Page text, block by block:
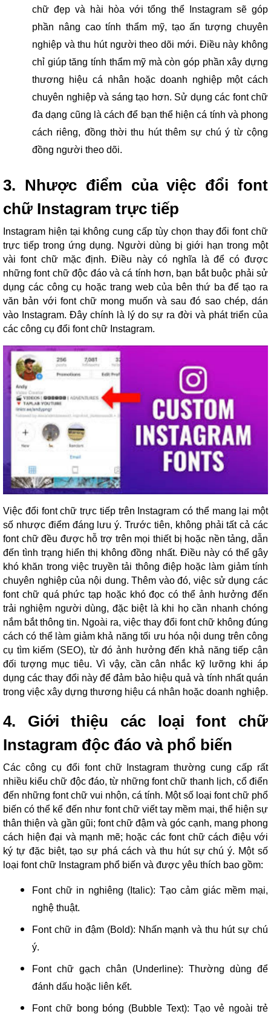
chữ đẹp và hài hòa với tổng thể Instagram sẽ góp
phần nâng cao tính thẩm mỹ, tạo ấn tượng chuyên
nghiệp và thu hút người theo dõi mới. Điều này không
chỉ giúp tăng tính thẩm mỹ mà còn góp phần xây dựng
thương hiệu cá nhân hoặc doanh nghiệp một cách
chuyên nghiệp và sáng tạo hơn. Sử dụng các font chữ
đa dạng cũng là cách để bạn thể hiện cá tính và phong
cách riêng, đồng thời thu hút thêm sự chú ý từ cộng
đồng người theo dõi.
3. Nhược điểm của việc đổi font
chữ Instagram trực tiếp
Instagram hiện tại không cung cấp tùy chọn thay đổi font chữ
trực tiếp trong ứng dụng. Người dùng bị giới hạn trong một
vài font chữ mặc định. Điều này có nghĩa là để có được
những font chữ độc đáo và cá tính hơn, bạn bắt buộc phải sử
dụng các công cụ hoặc trang web của bên thứ ba để tạo ra
văn bản với font chữ mong muốn và sau đó sao chép, dán
vào Instagram. Đây chính là lý do sự ra đời và phát triển của
các công cụ đổi font chữ Instagram.
Việc đổi font chữ trực tiếp trên Instagram có thể mang lại một
số nhược điểm đáng lưu ý. Trước tiên, không phải tất cả các
font chữ đều được hỗ trợ trên mọi thiết bị hoặc nền tảng, dẫn
đến tình trạng hiển thị không đồng nhất. Điều này có thể gây
khó khăn trong việc truyền tải thông điệp hoặc làm giảm tính
chuyên nghiệp của nội dung. Thêm vào đó, việc sử dụng các
font chữ quá phức tạp hoặc khó đọc có thể ảnh hưởng đến
trải nghiệm người dùng, đặc biệt là khi họ cần nhanh chóng
nắm bắt thông tin. Ngoài ra, việc thay đổi font chữ không đúng
cách có thể làm giảm khả năng tối ưu hóa nội dung trên công
cụ tìm kiếm (SEO), từ đó ảnh hưởng đến khả năng tiếp cận
đối tượng mục tiêu. Vì vậy, cần cân nhắc kỹ lưỡng khi áp
dụng các thay đổi này để đảm bảo hiệu quả và tính nhất quán
trong việc xây dựng thương hiệu cá nhân hoặc doanh nghiệp.
4. Giới thiệu các loại font chữ
Instagram độc đáo và phổ biến
Các công cụ đổi font chữ Instagram thường cung cấp rất
nhiều kiểu chữ độc đáo, từ những font chữ thanh lịch, cổ điển
đến những font chữ vui nhộn, cá tính. Một số loại font chữ phổ
biến có thể kể đến như font chữ viết tay mềm mại, thể hiện sự
thân thiện và gần gũi; font chữ đậm và góc cạnh, mang phong
cách hiện đại và mạnh mẽ; hoặc các font chữ cách điệu với
ký tự đặc biệt, tạo sự phá cách và thu hút sự chú ý. Một số
loại font chữ Instagram phổ biến và được yêu thích bao gồm:
Font chữ in nghiêng (Italic): Tạo cảm giác mềm mại,
nghệ thuật.
Font chữ in đậm (Bold): Nhấn mạnh và thu hút sự chú
ý.
Font chữ gạch chân (Underline): Thường dùng để
đánh dấu hoặc liên kết.
Font chữ bong bóng (Bubble Text): Tạo vẻ ngoài trẻ